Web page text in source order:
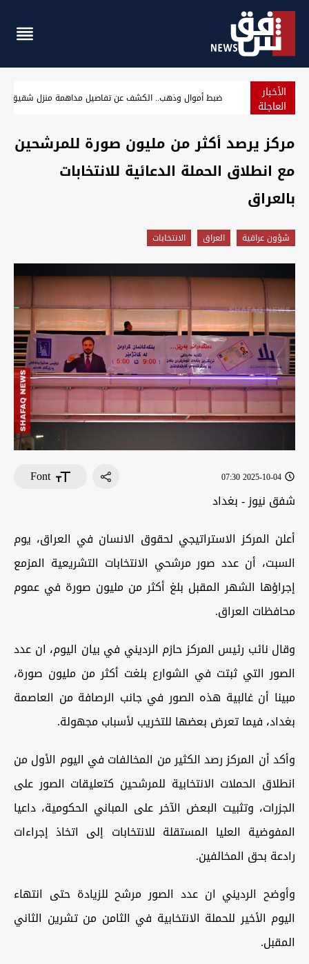
الأخبار
العاجلة بالصور.. السليمانية تتوج "ملكة جمال القطط"
مركز يرصد أكثر من مليون صورة للمرشحين
مع انطلاق الحملة الدعائية للانتخابات
بالعراق
شؤون عراقية العراق الانتخابات
2025-10-04 07:30
Font
شفق نيوز - بغداد
أعلن المركز الاستراتيجي لحقوق الانسان في العراق، يوم
السبت، أن عدد صور مرشحي الانتخابات التشريعية المزمع
إجراؤها الشهر المقبل بلغ أكثر من مليون صورة في عموم
محافظات العراق.
وقال نائب رئيس المركز حازم الرديني في بيان اليوم، ان عدد
الصور التي ثبتت في الشوارع بلغت أكثر من مليون صورة،
مبينا أن غالبية هذه الصور في جانب الرصافة من العاصمة
بغداد، فيما تعرض بعضها للتخريب لأسباب مجهولة.
وأكد أن المركز رصد الكثير من المخالفات في اليوم الأول من
انطلاق الحملات الانتخابية للمرشحين كتعليقات الصور على
الجزرات، وتثبيت البعض الآخر على المباني الحكومية، داعيا
المفوضية العليا المستقلة للانتخابات إلى اتخاذ إجراءات
رادعة بحق المخالفين.
وأوضح الرديني ان عدد الصور مرشح للزيادة حتى انتهاء
اليوم الأخير للحملة الانتخابية في الثامن من تشرين الثاني
المقبل.